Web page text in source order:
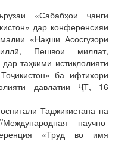
«Сабабҳои ҷанги
дар конференсияи
«Нақши Асосгузори
Пешвои миллат,
таҳкими истиқлолияти
ба ифтихори
давлатии ҶТ, 16
Таджикистана на
научно-
«Труд во имя